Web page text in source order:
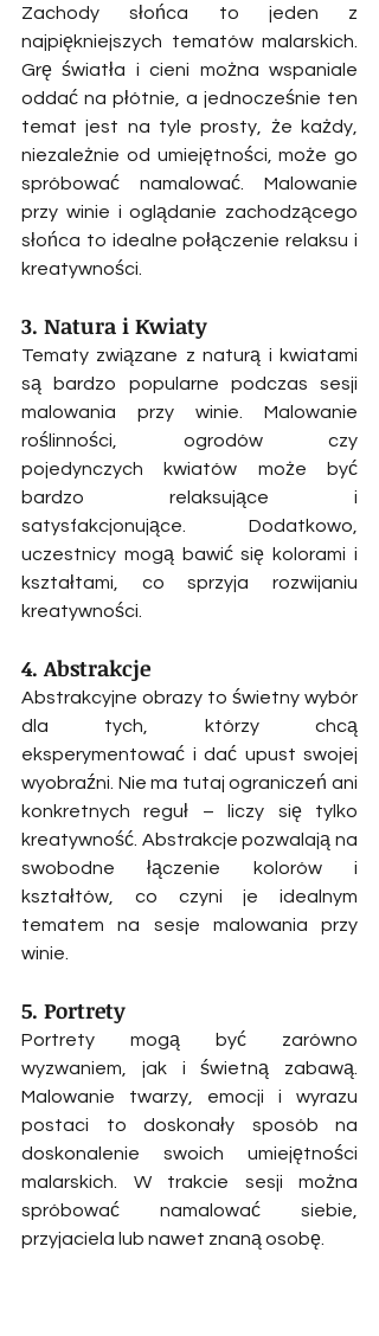
Zachody słońca to jeden z
najpiękniejszych tematów malarskich.
Grę światła i cieni można wspaniale
oddać na płótnie, a jednocześnie ten
temat jest na tyle prosty, że każdy,
niezależnie od umiejętności, może go
spróbować namalować. Malowanie
przy winie i oglądanie zachodzącego
słońca to idealne połączenie relaksu i
kreatywności.
3. Natura i Kwiaty
Tematy związane z naturą i kwiatami
są bardzo popularne podczas sesji
malowania przy winie. Malowanie
roślinności, ogrodów czy
pojedynczych kwiatów może być
bardzo relaksujące i
satysfakcjonujące. Dodatkowo,
uczestnicy mogą bawić się kolorami i
kształtami, co sprzyja rozwijaniu
kreatywności.
4. Abstrakcje
Abstrakcyjne obrazy to świetny wybór
dla tych, którzy chcą
eksperymentować i dać upust swojej
wyobraźni. Nie ma tutaj ograniczeń ani
konkretnych reguł – liczy się tylko
kreatywność. Abstrakcje pozwalają na
swobodne łączenie kolorów i
kształtów, co czyni je idealnym
tematem na sesje malowania przy
winie.
5. Portrety
Portrety mogą być zarówno
wyzwaniem, jak i świetną zabawą.
Malowanie twarzy, emocji i wyrazu
postaci to doskonały sposób na
doskonalenie swoich umiejętności
malarskich. W trakcie sesji można
spróbować namalować siebie,
przyjaciela lub nawet znaną osobę.